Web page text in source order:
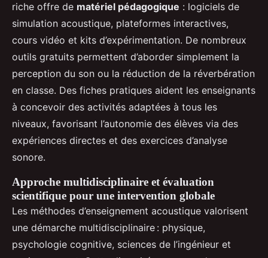
riche offre de matériel pédagogique : logiciels de
simulation acoustique, plateformes interactives,
cours vidéo et kits d’expérimentation. De nombreux
outils gratuits permettent d’aborder simplement la
perception du son ou la réduction de la réverbération
en classe. Des fiches pratiques aident les enseignants
à concevoir des activités adaptées à tous les
niveaux, favorisant l’autonomie des élèves via des
expériences directes et des exercices d’analyse
sonore.
Approche multidisciplinaire et évaluation
scientifique pour une intervention globale
Les méthodes d’enseignement acoustique valorisent
une démarche multidisciplinaire : physique,
psychologie cognitive, sciences de l’ingénieur et